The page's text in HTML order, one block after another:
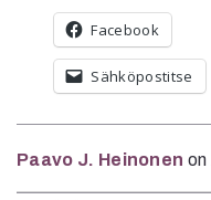
Facebook
Sähköpostitse
Paavo J. Heinonen on